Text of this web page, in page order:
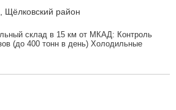
Щёлковский район
склад в 15 км от МКАД: Контроль
(до 400 тонн в день) Холодильные